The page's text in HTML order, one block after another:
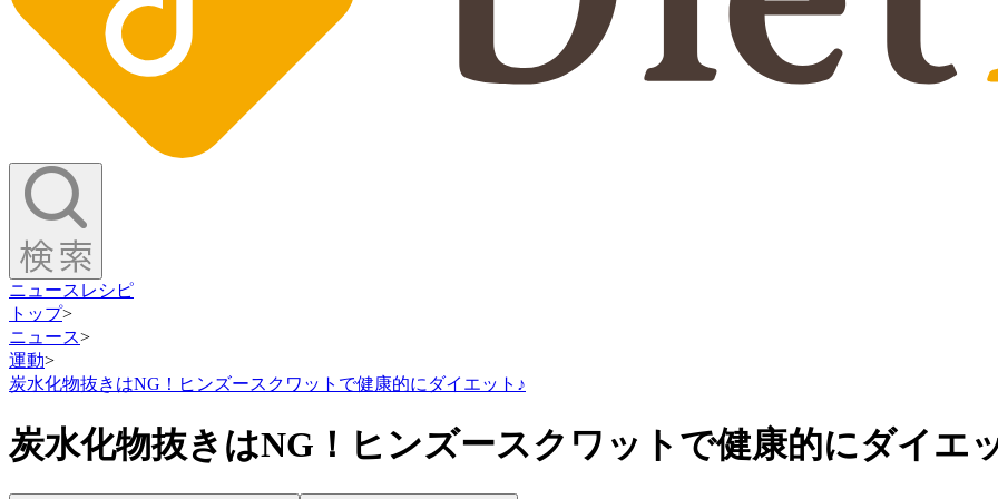
ニュース レシピ
トップ>
ニュース>
運動>
炭水化物抜きはNG！ヒンズースクワットで健康的にダイエット♪
炭水化物抜きはNG！ヒンズースクワットで健康的にダイエ